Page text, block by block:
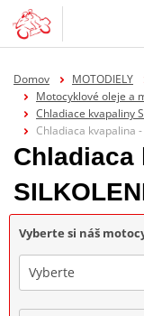
Domov MOTODIELY
Motocyklové oleje a
Chladiace kvapaliny
Chladiaca kvapalina -
Chladiaca
Vyberte si náš
Vyberte